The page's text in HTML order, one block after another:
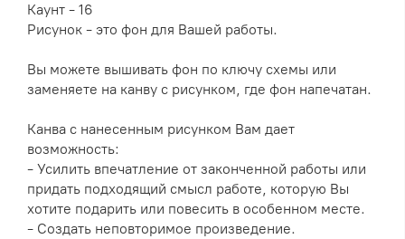
Каунт - 16
Рисунок - это фон для Вашей работы.
Вы можете вышивать фон по ключу схемы или
заменяете на канву с рисунком, где фон напечатан.
Канва с нанесенным рисунком Вам дает
возможность:
- Усилить впечатление от законченной работы или
придать подходящий смысл работе, которую Вы
хотите подарить или повесить в особенном месте.
- Создать неповторимое произведение.